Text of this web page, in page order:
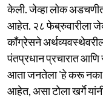
केली. जेव्हा लोक
आहेत. २८ फेब्रुवारीला
काँग्रेसने अर्थव्यवस्थेवरील
पंतप्रधान प्रचारात आणि
आता जनतेला 'हे करू
आहेत, असा टोला खर्गे